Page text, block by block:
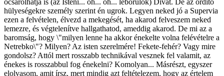
ócsárolhatja is (az Isteni... oh... oh... leborulok) Divát. De az ordító
hülyeségekre személy szerint én ugrok. Legyen neked jó a Supervia
ezen a felvételen, élvezd a mekegését, ha akarod felveszem neked
lemezre, és végtelenítve hallgathatod, ameddig akarod. De mi az a
baromság, hogy \"milyen lenne ha akkor énekelte volna felévételre a
Netrebko\"? Milyen? Az isten szerelmére! Fekete-fehér? Vagy mire
gondolsz? Attól mert rosszabb technikával vesznek fel valamit, az
énekes is rosszabbul fog énekelni? Komolyan... Másrészt, egyszer
elolvasom, amit írsz, mert mindig azt feltételezem, hogy az értelem